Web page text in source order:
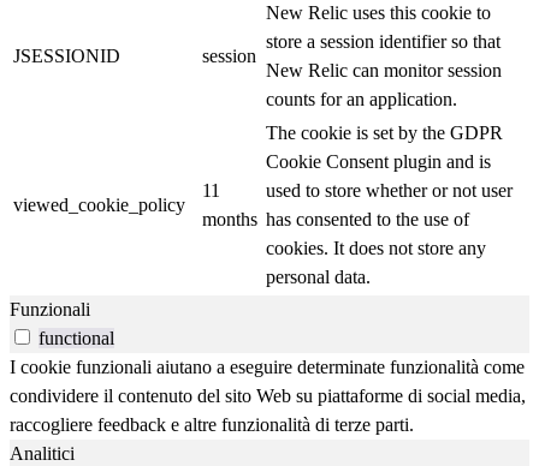
JSESSIONID session
New Relic uses this cookie to
store a session identifier so that
New Relic can monitor session
counts for an application.
viewed_cookie_policy
11
months
The cookie is set by the GDPR
Cookie Consent plugin and is
used to store whether or not user
has consented to the use of
cookies. It does not store any
personal data.
Funzionali
functional
I cookie funzionali aiutano a eseguire determinate funzionalità come
condividere il contenuto del sito Web su piattaforme di social media,
raccogliere feedback e altre funzionalità di terze parti.
Analitici